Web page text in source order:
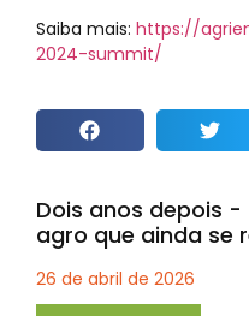
Saiba mais: https://
2024-summit/
Dois anos depois -
agro que ainda se
26 de abril de 2026